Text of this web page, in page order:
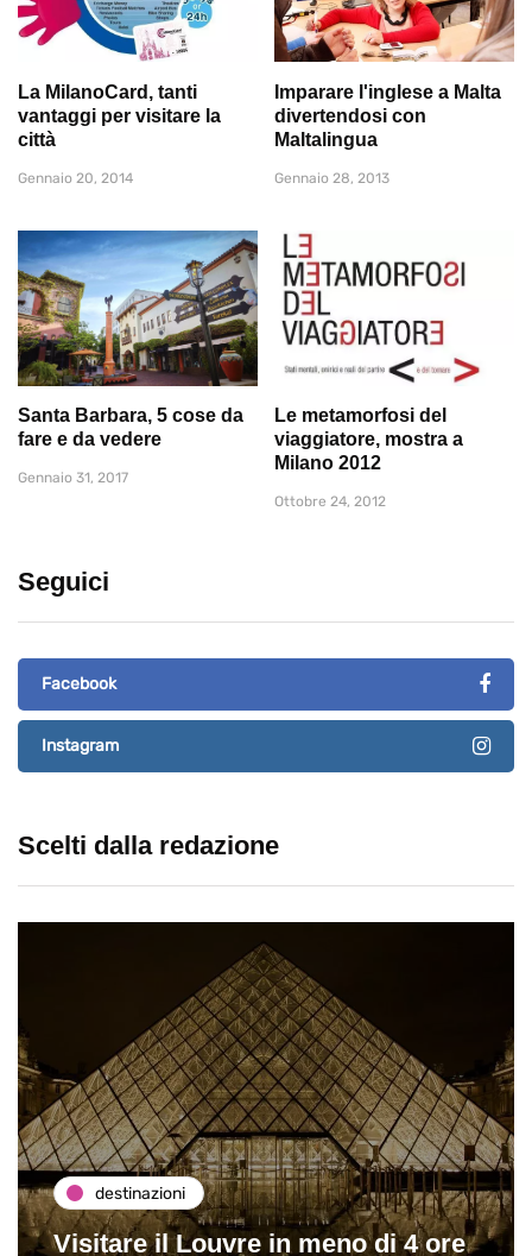
La MilanoCard, tanti
vantaggi per visitare la
città
Gennaio 20, 2014
Imparare l'inglese a Malta
divertendosi con
Maltalingua
Gennaio 28, 2013
Santa Barbara, 5 cose da
fare e da vedere
Gennaio 31, 2017
Le metamorfosi del
viaggiatore, mostra a
Milano 2012
Ottobre 24, 2012
Seguici
Facebook
Instagram
Scelti dalla redazione
destinazioni
Visitare il Louvre in meno di 4 ore